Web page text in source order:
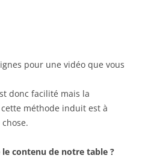
pour une vidéo que vous
donc facilité mais la
méthode induit est à
contenu de notre table ?